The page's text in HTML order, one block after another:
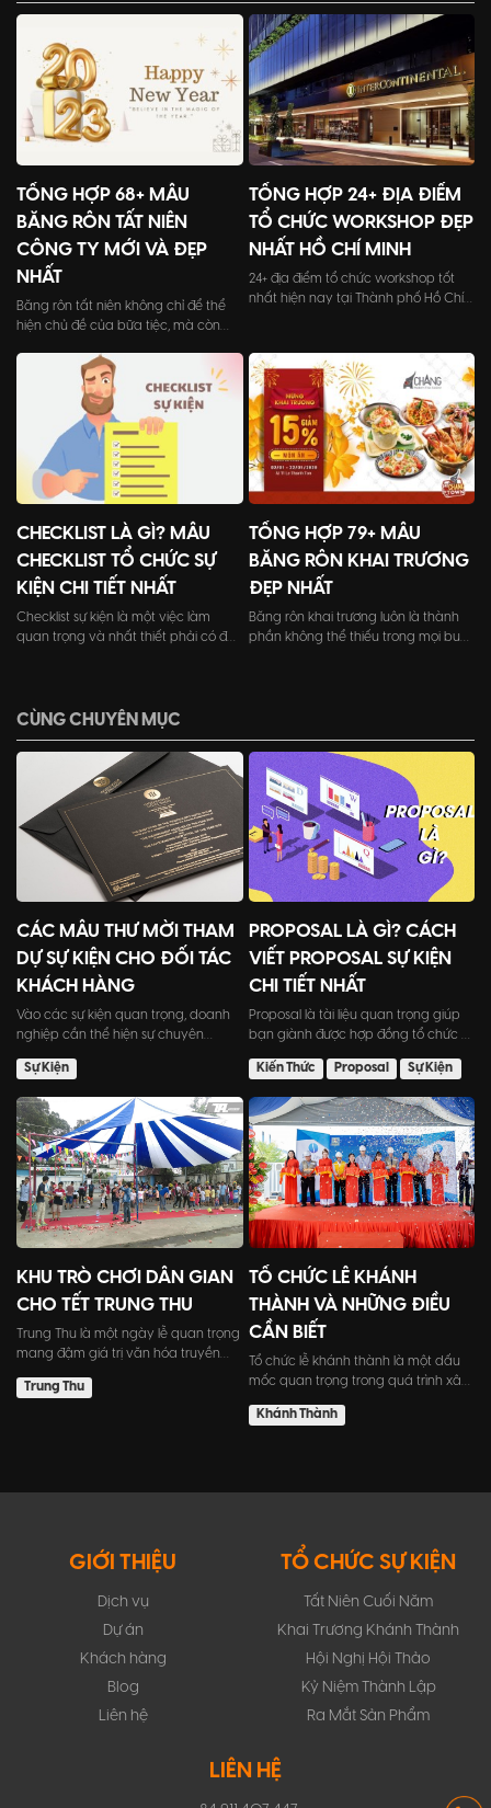
TỔNG HỢP 68+ MẪU
BĂNG RÔN TẤT NIÊN
CÔNG TY MỚI VÀ ĐẸP
NHẤT
Băng rôn tất niên không chỉ để thể
hiện chủ đề của bữa tiệc, mà còn
nghiệp trong mắt các khách mời
TỔNG HỢP 24+ ĐỊA ĐIỂM
TỔ CHỨC WORKSHOP ĐẸP
NHẤT HỒ CHÍ MINH
24+ địa điểm tổ chức workshop tốt
nhất hiện nay tại Thành phố Hồ Chí
trong nhà.
CHECKLIST LÀ GÌ? MẪU
CHECKLIST TỔ CHỨC SỰ
KIỆN CHI TIẾT NHẤT
Checklist sự kiện là một việc làm
quan trọng và nhất thiết phải có để
TỔNG HỢP 79+ MẪU
BĂNG RÔN KHAI TRƯƠNG
ĐẸP NHẤT
Băng rôn khai trương luôn là thành
phần không thể thiếu trong mọi buổi
CÙNG CHUYÊN MỤC
CÁC MẪU THƯ MỜI THAM
DỰ SỰ KIỆN CHO ĐỐI TÁC
KHÁCH HÀNG
Vào các sự kiện quan trọng, doanh
nghiệp cần thể hiện sự chuyên
Sự Kiện
PROPOSAL LÀ GÌ? CÁCH
VIẾT PROPOSAL SỰ KIỆN
CHI TIẾT NHẤT
Proposal là tài liệu quan trọng giúp
bạn giành được hợp đồng tổ chức sự
Kiến Thức
Proposal Sự Kiện
KHU TRÒ CHƠI DÂN GIAN
CHO TẾT TRUNG THU
Trung Thu là một ngày lễ quan trọng
mang đậm giá trị văn hóa truyền
Trung Thu
TỔ CHỨC LỄ KHÁNH
THÀNH VÀ NHỮNG ĐIỀU
CẦN BIẾT
Tổ chức lễ khánh thành là một dấu
mốc quan trọng trong quá trình xây
Khánh Thành
GIỚI THIỆU
Dịch vụ
Dự án
Khách hàng
Blog
Liên hệ
TỔ CHỨC SỰ KIỆN
Tất Niên Cuối Năm
Khai Trương Khánh Thành
Hội Nghị Hội Thảo
Kỷ Niệm Thành Lập
Ra Mắt Sản Phẩm
LIÊN HỆ